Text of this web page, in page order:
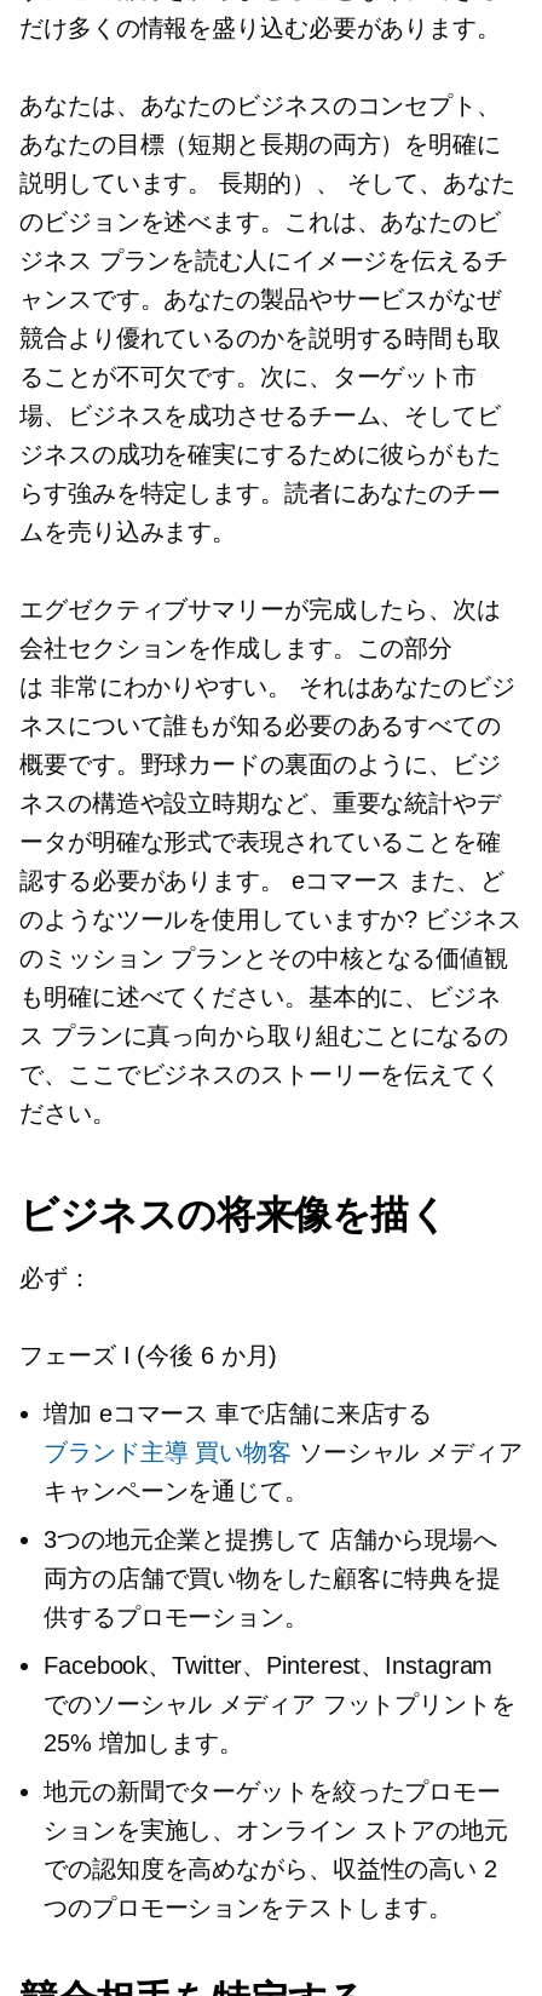
だけ多くの情報を盛り込む必要があります。
あなたは、あなたのビジネスのコンセプト、
あなたの目標（短期と長期の両方）を明確に
説明しています。長期的）、
そして、あなた
のビジョンを述べます。これは、あなたのビ
ジネス プランを読む人にイメージを伝えるチ
ャンスです。あなたの製品やサービスがなぜ
競合より優れているのかを説明する時間も取
ることが不可欠です。次に、ターゲット市
場、ビジネスを成功させるチーム、そしてビ
ジネスの成功を確実にするために彼らがもた
らす強みを特定します。読者にあなたのチー
ムを売り込みます。
エグゼクティブサマリーが完成したら、次は
会社セクションを作成します。この部分
は 非常にわかりやすい。
それはあなたのビジ
ネスについて誰もが知る必要のあるすべての
概要です。野球カードの裏面のように、ビジ
ネスの構造や設立時期など、重要な統計やデ
ータが明確な形式で表現されていることを確
認する必要があります。 eコマース また、ど
のようなツールを使用していますか? ビジネス
のミッション プランとその中核となる価値観
も明確に述べてください。基本的に、ビジネ
ス プランに真っ向から取り組むことになるの
で、ここでビジネスのストーリーを伝えてく
ださい。
ビジネスの将来像を描く
必ず：
フェーズ I (今後 6 か月)
増加 eコマース 車で店舗に来店する
ブランド主導 買い物客 ソーシャル メディア
キャンペーンを通じて。
3つの地元企業と提携して 店舗から現場へ
両方の店舗で買い物をした顧客に特典を提
供するプロモーション。
Facebook、Twitter、Pinterest、Instagram
でのソーシャル メディア フットプリントを
25% 増加します。
地元の新聞でターゲットを絞ったプロモー
ションを実施し、オンライン ストアの地元
での認知度を高めながら、収益性の高い 2
つのプロモーションをテストします。